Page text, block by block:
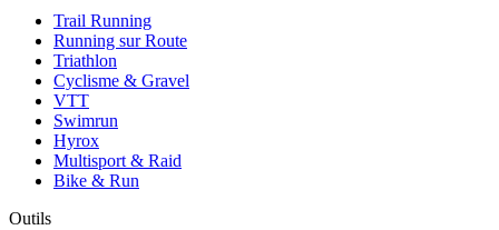
Trail Running
Running sur Route
Triathlon
Cyclisme & Gravel
VTT
Swimrun
Hyrox
Multisport & Raid
Bike & Run
Outils